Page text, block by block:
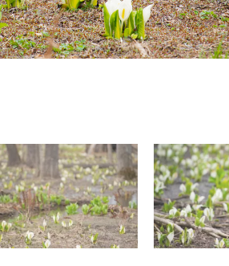
ら
アジト】